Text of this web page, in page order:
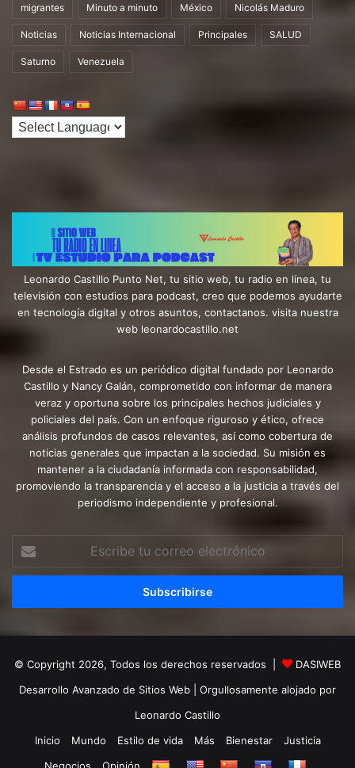
migrantes Minuto a minuto México Nicolás Maduro
Noticias Noticias Internacional Principales SALUD
Saturno Venezuela
Leonardo Castillo Punto Net, tu sitio web, tu radio en línea, tu
televisión con estudios para podcast, creo que podemos ayudarte
en tecnología digital y otros asuntos, contactanos. visita nuestra
web leonardocastillo.net
Desde el Estrado es un periódico digital fundado por Leonardo
Castillo y Nancy Galán, comprometido con informar de manera
veraz y oportuna sobre los principales hechos judiciales y
policiales del país. Con un enfoque riguroso y ético, ofrece
análisis profundos de casos relevantes, así como cobertura de
noticias generales que impactan a la sociedad. Su misión es
mantener a la ciudadanía informada con responsabilidad,
promoviendo la transparencia y el acceso a la justicia a través del
periodismo independiente y profesional.
correo
© Copyright 2026, Todos los derechos reservados |
DASIWEB
Desarrollo Avanzado de Sitios Web | Orgullosamente alojado por
Leonardo Castillo
Inicio
Mundo Estilo de vida Más Bienestar
Justicia